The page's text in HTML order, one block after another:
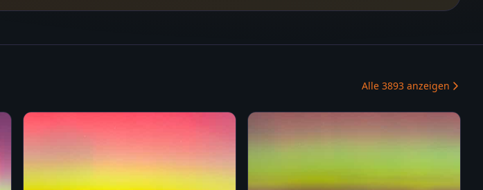
Alle 3893 anzeigen